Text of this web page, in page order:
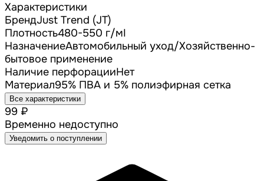
Характеристики
БрендJust Trend (JT)
Плотность480-550 г/мІ
НазначениеАвтомобильный уход/Хозяйственно-
бытовое применение
Наличие перфорацииНет
Материал95% ПВА и 5% полиэфирная сетка
Все характеристики
99 ₽
Временно недоступно
Уведомить о поступлении